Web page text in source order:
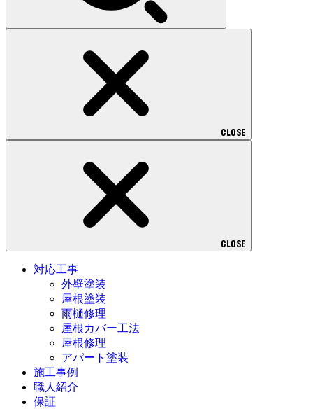
CLOSE
CLOSE
対応工事
外壁塗装
屋根塗装
雨樋修理
屋根カバー工法
屋根修理
アパート塗装
施工事例
職人紹介
保証